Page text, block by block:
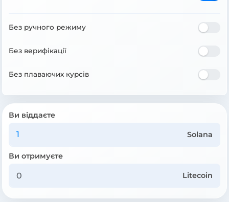
Без ручного режиму
Без верифікації
Без плаваючих курсів
Ви віддаєте
Solana
Ви отримуєте
Litecoin